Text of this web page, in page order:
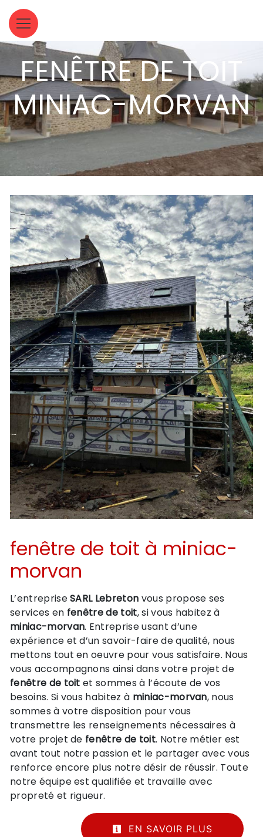
FENÊTRE DE TOIT
MINIAC-MORVAN
fenêtre de toit à miniac-
morvan
L’entrepriseSARL Lebreton vous propose ses
services en fenêtre de toit, si vous habitez à
miniac-morvan. Entreprise usant d’une
expérience et d’un savoir-faire de qualité, nous
mettons tout en oeuvre pour vous satisfaire. Nous
vous accompagnons ainsi dans votre projet de
fenêtre de toit et sommes à l’écoute de vos
besoins. Si vous habitez à miniac-morvan, nous
sommes à votre disposition pour vous
transmettre les renseignements nécessaires à
votre projet de fenêtre de toit. Notre métier est
avant tout notre passion et le partager avec vous
renforce encore plus notre désir de réussir. Toute
notre équipe est qualifiée et travaille avec
propreté et rigueur.
EN SAVOIR PLUS
Panneau de gestion des cookies